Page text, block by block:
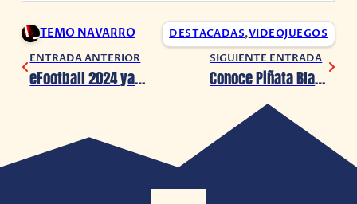
TEMO NAVARRO DESTACADAS,VIDEOJUEGOS
ENTRADA ANTERIOR
eFootball 2024 ya está disponible
SIGUIENTE ENTRADA
Conoce Piñata Blast, el juego de recoger dulces caóticamente